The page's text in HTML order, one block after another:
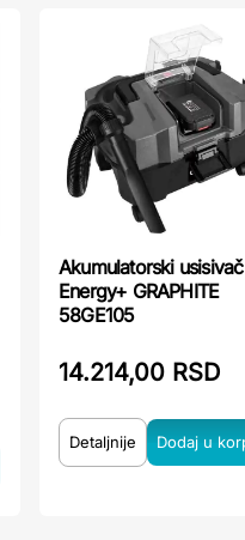
Akumulatorski usisivač
Energy+ GRAPHITE
58GE105
14.214,00 RSD
Detaljnije